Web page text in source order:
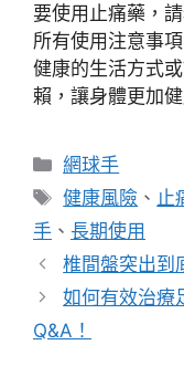
要使用止痛藥，
所有使用注意事
健康的生活方式
賴，讓身體更加健
分
類
網球手
標
籤
健康風險 、 止
手 、 長期使用
椎間盤突出到
如何有效治療
Q&A！